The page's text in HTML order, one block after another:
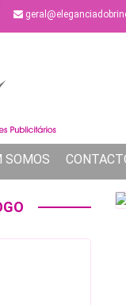
SOMOS